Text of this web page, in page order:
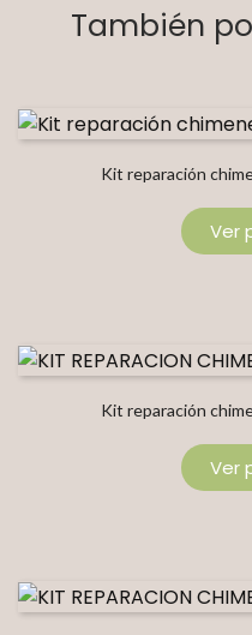
También
Kit reparación
Ver
Kit reparación
Ver